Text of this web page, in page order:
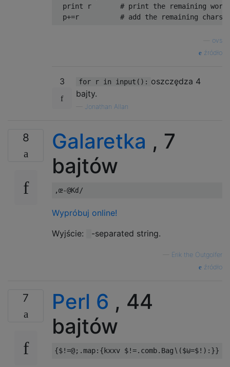
print r # print the remaining word
  p
+=r # add the remaining chars
ovs
źródło
3 for r in input(): oszczędza 4
bajty.
Jonathan Allan
8 Galaretka , 7
bajtów
Wypróbuj online!
Wyjście:
-separated string.
Erik the Outgolfer
źródło
7 Perl 6 , 44
bajtów
{$!=@;.map:{ kxxv $!=. comb. Bag ∖($⊎=$!):}}